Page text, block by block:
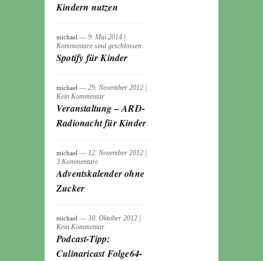
Kindern nutzen
michael ― 9. Mai 2014
Kommentare sind geschlossen
Spotify für Kinder
michael ― 29. November 2012
Kein Kommentar
Veranstaltung – ARD-
Radionacht für Kinder
michael ― 12. November 2012
3 Kommentare
Adventskalender ohne
Zucker
michael ― 30. Oktober 2012
Kein Kommentar
Podcast-Tipp:
Culinaricast Folge64-